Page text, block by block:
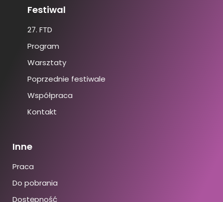
Festiwal
27. FTD
Program
Warsztaty
Poprzednie festiwale
Współpraca
Kontakt
Inne
Praca
Do pobrania
Dostępność